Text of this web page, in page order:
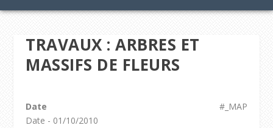
TRAVAUX : ARBRES ET
MASSIFS DE FLEURS
#_MAP
Date
Date - 01/10/2010